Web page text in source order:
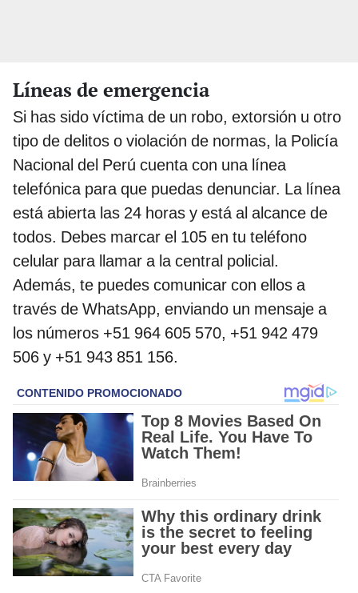
Líneas de emergencia
Si has sido víctima de un robo, extorsión u otro
tipo de delitos o violación de normas, la Policía
Nacional del Perú cuenta con una línea
telefónica para que puedas denunciar. La línea
está abierta las 24 horas y está al alcance de
todos. Debes marcar el 105 en tu teléfono
celular para llamar a la central policial.
Además, te puedes comunicar con ellos a
través de WhatsApp, enviando un mensaje a
los números +51 964 605 570, +51 942 479
506 y +51 943 851 156.